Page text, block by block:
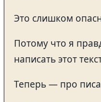
Это слишком
Потому что я
написать этот
Теперь — про